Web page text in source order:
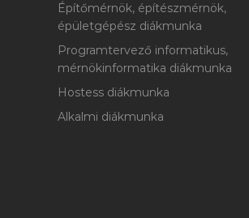
Építőmérnök, építészmérnök,
épületgépész diákmunka
Programtervező informatikus,
mérnökinformatika diákmunka
Hostess diákmunka
Alkalmi diákmunka